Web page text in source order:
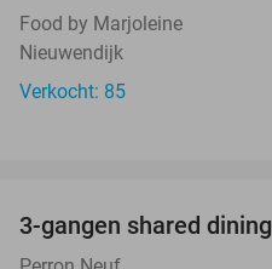
Food by Marjoleine
Nieuwendijk
Verkocht: 85
3-gangen shared